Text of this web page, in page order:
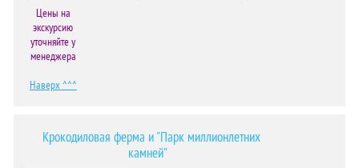
Цены на
экскурсию
уточняйте у
менеджера
Наверх ^^^
Крокодиловая ферма и "Парк миллионлетних
камней"